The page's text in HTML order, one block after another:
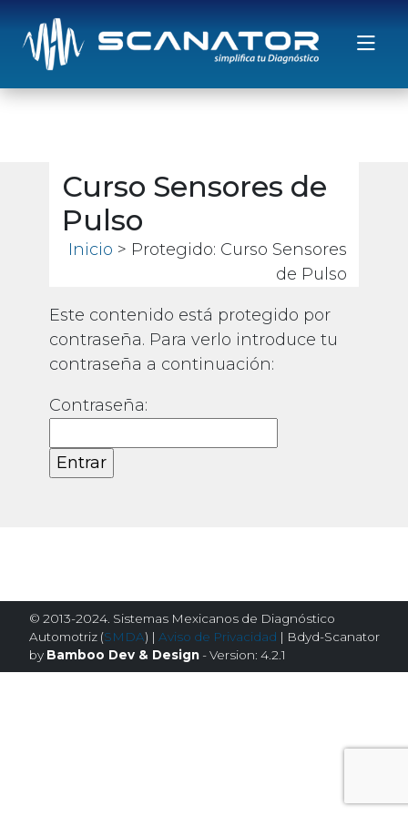
Saltar al contenido
Curso Sensores de
Pulso
Inicio > Protegido: Curso Sensores
de Pulso
Este contenido está protegido por
contraseña. Para verlo introduce tu
contraseña a continuación:
Contraseña:
© 2013-2024. Sistemas Mexicanos de Diagnóstico
Automotriz (SMDA) | Aviso de Privacidad | Bdyd-Scanator
by Bamboo Dev & Design- Version: 4.2.1